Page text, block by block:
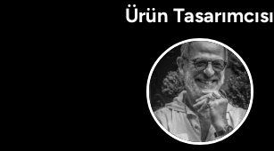
Ürün Tasarımcısı